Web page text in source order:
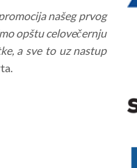
našeg prvog
opštu celovečernju
a sve to uz nastup